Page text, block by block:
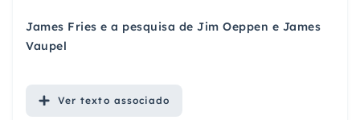
James Fries e a pesquisa de Jim Oeppen e James
Vaupel
Ver texto associado